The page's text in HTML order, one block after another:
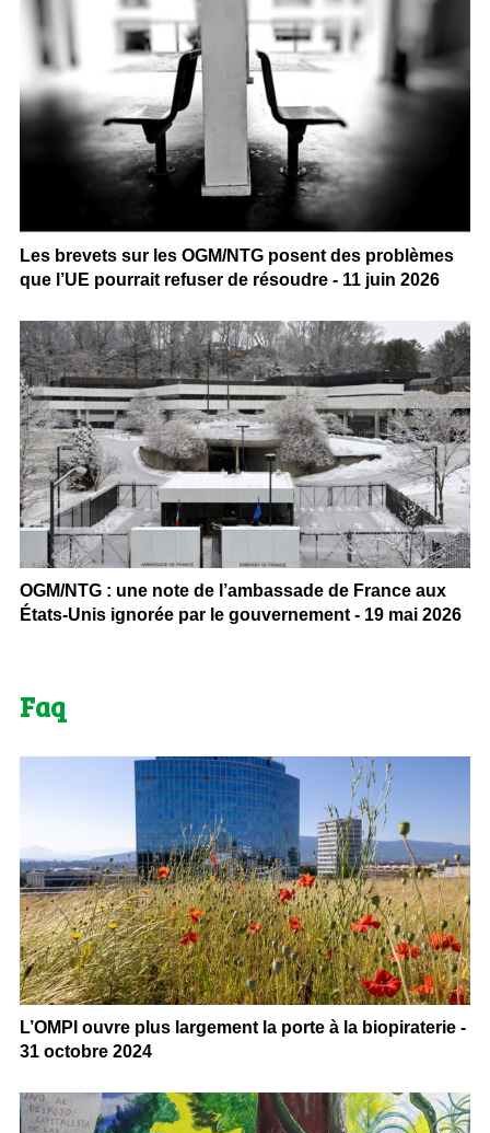
Les brevets sur les OGM/NTG posent des problèmes
que l’UE pourrait refuser de résoudre - 11 juin 2026
OGM/NTG : une note de l’ambassade de France aux
États-Unis ignorée par le gouvernement - 19 mai 2026
Faq
L’OMPI ouvre plus largement la porte à la biopiraterie -
31 octobre 2024